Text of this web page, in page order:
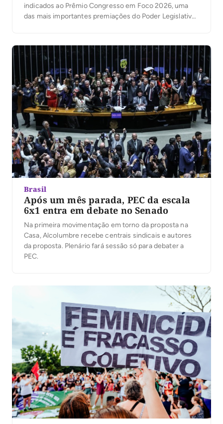
indicados ao Prêmio Congresso em Foco 2026, uma
das mais importantes premiações do Poder Legislativo
escolha dos deputados e senadores que mais se
destacaram no […]
Brasil
Após um mês parada, PEC da escala
6x1 entra em debate no Senado
Na primeira movimentação em torno da proposta na
Casa, Alcolumbre recebe centrais sindicais e autores
da proposta. Plenário fará sessão só para debater a
PEC.